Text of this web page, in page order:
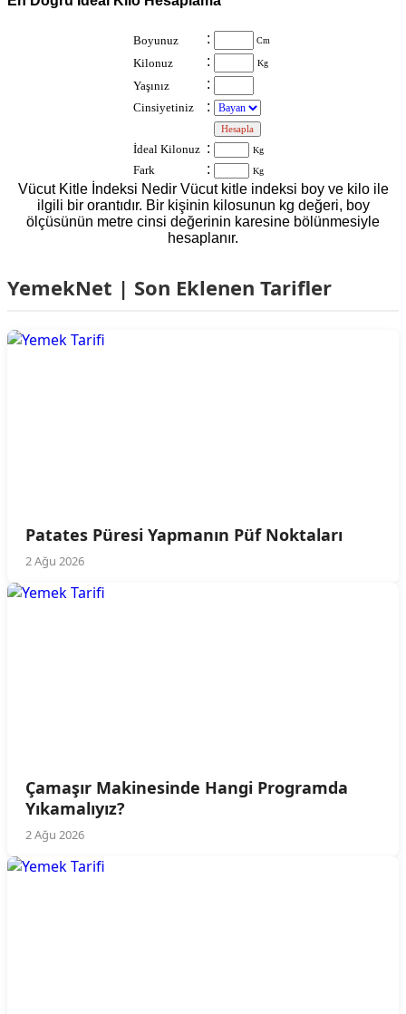
Boyunuz : Cm
Kilonuz : Kg
Yaşınız :
Cinsiyetiniz
:
İdeal Kilonuz : Kg
Fark : Kg
Vücut Kitle İndeksi Nedir Vücut kitle indeksi boy ve kilo ile
ilgili bir orantıdır. Bir kişinin kilosunun kg değeri, boy
ölçüsünün metre cinsi değerinin karesine bölünmesiyle
hesaplanır.
YemekNet | Son Eklenen Tarifler
Patates Püresi Yapmanın Püf Noktaları
2 Ağu 2026
Çamaşır Makinesinde Hangi Programda
Yıkamalıyız?
2 Ağu 2026